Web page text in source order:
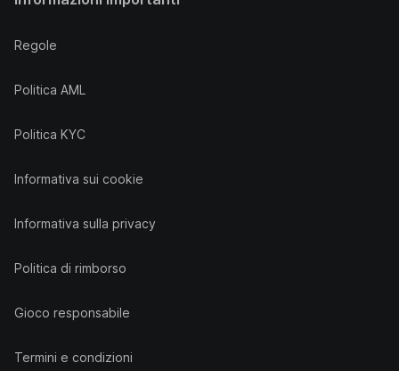
Regole
Politica AML
Politica KYC
Informativa sui cookie
Informativa sulla privacy
Politica di rimborso
Gioco responsabile
Termini e condizioni